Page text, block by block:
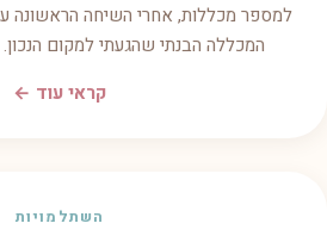
למספר מכללות, אחרי השיחה הראשונה
המכללה הבנתי שהגעתי למקום
קראי עוד ←
השתלמויות